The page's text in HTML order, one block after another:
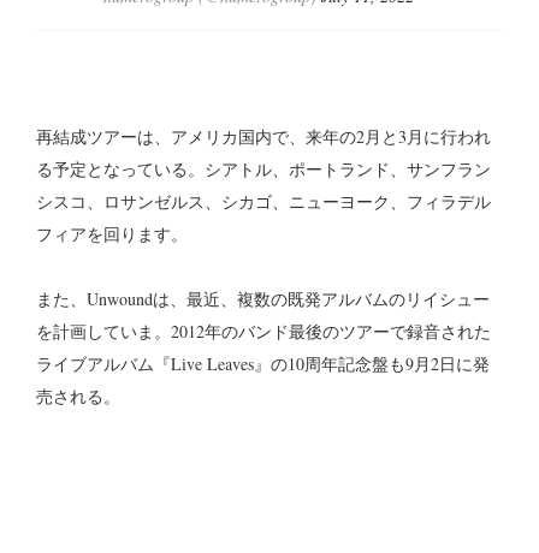
再結成ツアーは、アメリカ国内で、来年の2月と3月に行われ
る予定となっている。シアトル、ポートランド、サンフラン
シスコ、ロサンゼルス、シカゴ、ニューヨーク、フィラデル
フィアを回ります。
また、Unwoundは、最近、複数の既発アルバムのリイシュー
を計画していま。2012年のバンド最後のツアーで録音された
ライブアルバム『Live Leaves』の10周年記念盤も9月2日に発
売される。